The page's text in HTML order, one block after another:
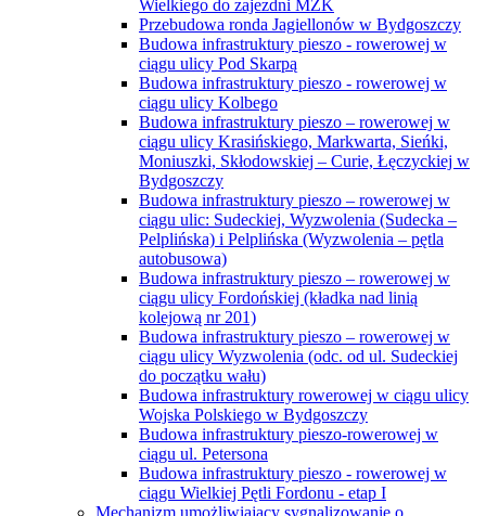
Wielkiego do zajezdni MZK
Przebudowa ronda Jagiellonów w Bydgoszczy
Budowa infrastruktury pieszo - rowerowej w
ciągu ulicy Pod Skarpą
Budowa infrastruktury pieszo - rowerowej w
ciągu ulicy Kolbego
Budowa infrastruktury pieszo – rowerowej w
ciągu ulicy Krasińskiego, Markwarta, Sieńki,
Moniuszki, Skłodowskiej – Curie, Łęczyckiej w
Bydgoszczy
Budowa infrastruktury pieszo – rowerowej w
ciągu ulic: Sudeckiej, Wyzwolenia (Sudecka –
Pelplińska) i Pelplińska (Wyzwolenia – pętla
autobusowa)
Budowa infrastruktury pieszo – rowerowej w
ciągu ulicy Fordońskiej (kładka nad linią
kolejową nr 201)
Budowa infrastruktury pieszo – rowerowej w
ciągu ulicy Wyzwolenia (odc. od ul. Sudeckiej
do początku wału)
Budowa infrastruktury rowerowej w ciągu ulicy
Wojska Polskiego w Bydgoszczy
Budowa infrastruktury pieszo-rowerowej w
ciągu ul. Petersona
Budowa infrastruktury pieszo - rowerowej w
ciągu Wielkiej Pętli Fordonu - etap I
Mechanizm umożliwiający sygnalizowanie o